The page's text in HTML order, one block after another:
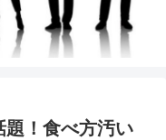
題！食べ方汚い